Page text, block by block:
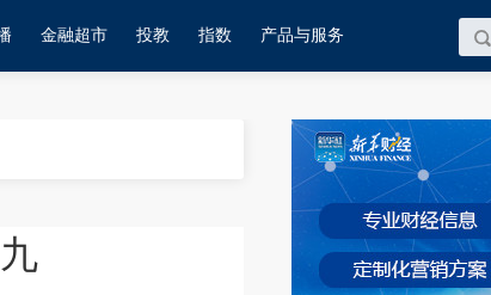
金融超市 投教 指数 产品与服务